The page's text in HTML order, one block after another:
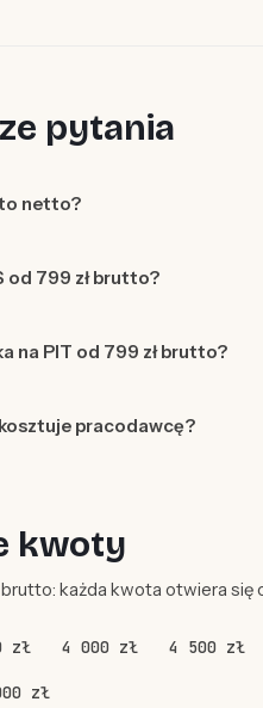
pytania
netto?
od 799 zł brutto?
na PIT od 799 zł brutto?
pracodawcę?
kwoty
każda kwota otwiera się
zł 4 000 zł 4 500 zł
zł